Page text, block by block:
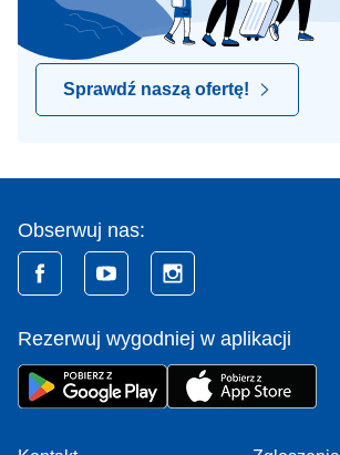
Sprawdź naszą ofertę!
Obserwuj nas:
Rezerwuj wygodniej w aplikacji